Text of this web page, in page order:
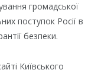
громадської
поступок Росії в
безпеки.
Київського